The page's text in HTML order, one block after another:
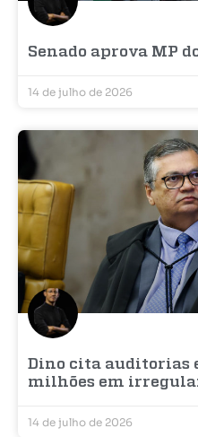
Senado aprova MP
14 de julho de 2026
Dino cita auditorias
milhões em
14 de julho de 2026